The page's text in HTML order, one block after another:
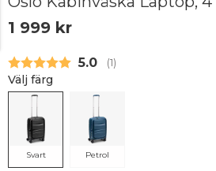
1 999 kr
Snittbetyg:
5.0 (röster:
1)
Välj färg
Svart Petrol